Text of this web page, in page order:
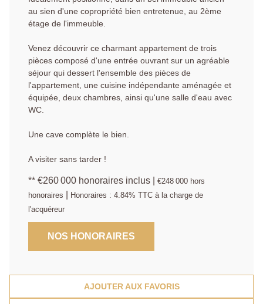
au sien d'une copropriété bien entretenue, au 2ème
étage de l'immeuble.
Venez découvrir ce charmant appartement de trois
pièces composé d'une entrée ouvrant sur un agréable
séjour qui dessert l'ensemble des pièces de
l'appartement, une cuisine indépendante aménagée et
équipée, deux chambres, ainsi qu'une salle d'eau avec
WC.
Une cave complète le bien.
A visiter sans tarder !
** €260 000 honoraires inclus €248 000 hors
honoraires
Honoraires : 4.84% TTC à la charge de
l'acquéreur
NOS HONORAIRES
AJOUTER AUX FAVORIS